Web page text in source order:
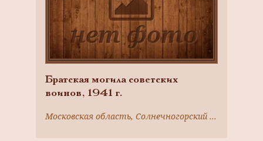
Братская могила советских
воинов, 1941 г.
Московская область, Солнечногорский район, д. Пятница